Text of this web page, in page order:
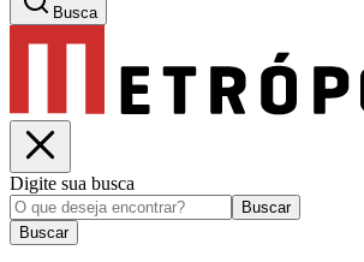
Busca
Digite sua busca
Buscar
Buscar